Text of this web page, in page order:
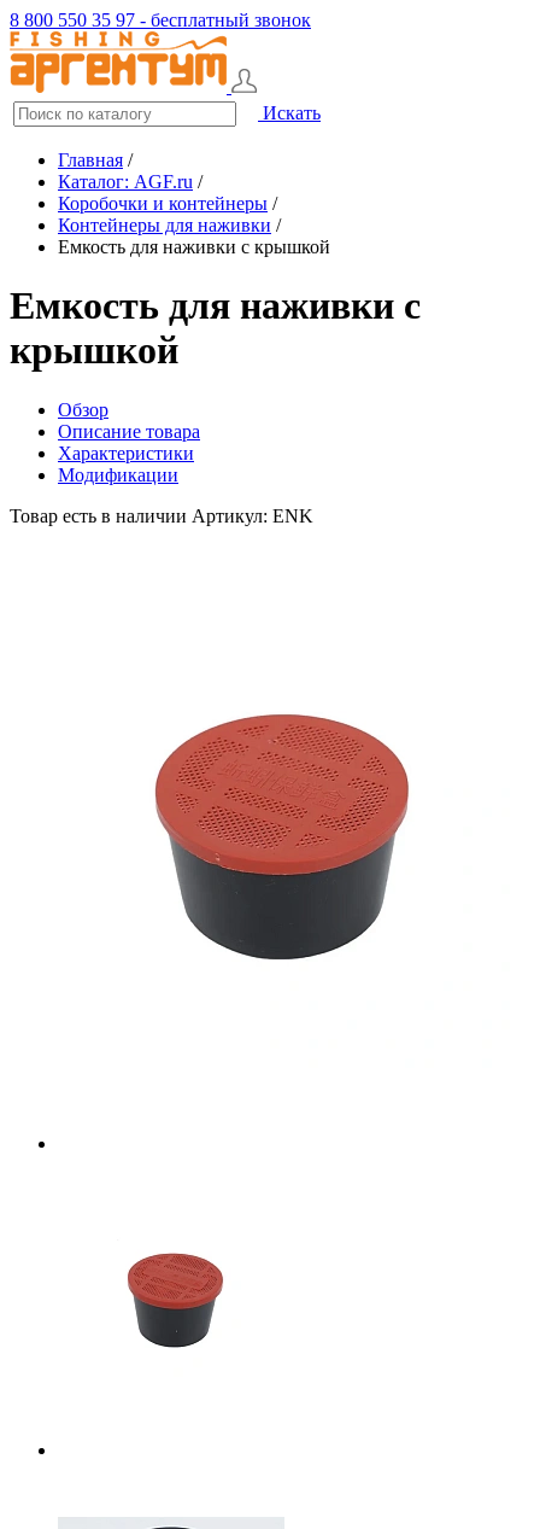
8 800 550 35 97 - бесплатный звонок
Искать
Главная /
Каталог: AGF.ru /
Коробочки и контейнеры /
Контейнеры для наживки /
Емкость для наживки с крышкой
Емкость для наживки с
крышкой
Обзор
Описание товара
Характеристики
Модификации
Товар есть в наличии Артикул: ENK